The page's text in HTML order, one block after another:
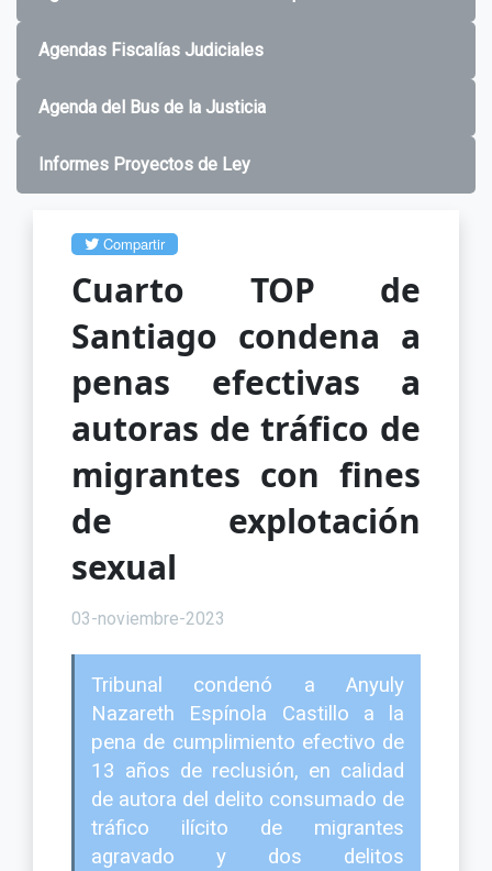
Agendas Fiscalías Judiciales
Agenda del Bus de la Justicia
Informes Proyectos de Ley
Compartir
Cuarto TOP de
Santiago condena a
penas efectivas a
autoras de tráfico de
migrantes con fines
de explotación
sexual
03-noviembre-2023
Tribunal condenó a Anyuly
Nazareth Espínola Castillo a la
pena de cumplimiento efectivo de
13 años de reclusión, en calidad
de autora del delito consumado de
tráfico ilícito de migrantes
agravado y dos delitos